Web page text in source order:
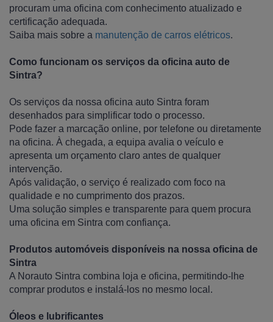
procuram uma oficina com conhecimento atualizado e
certificação adequada.
Saiba mais sobre a manutenção de carros elétricos.
Como funcionam os serviços da oficina auto de
Sintra?
Os serviços da nossa oficina auto Sintra foram
desenhados para simplificar todo o processo.
Pode fazer a marcação online, por telefone ou diretamente
na oficina. À chegada, a equipa avalia o veículo e
apresenta um orçamento claro antes de qualquer
intervenção.
Após validação, o serviço é realizado com foco na
qualidade e no cumprimento dos prazos.
Uma solução simples e transparente para quem procura
uma oficina em Sintra com confiança.
Produtos automóveis disponíveis na nossa oficina de
Sintra
A Norauto Sintra combina loja e oficina, permitindo-lhe
comprar produtos e instalá-los no mesmo local.
Óleos e lubrificantes